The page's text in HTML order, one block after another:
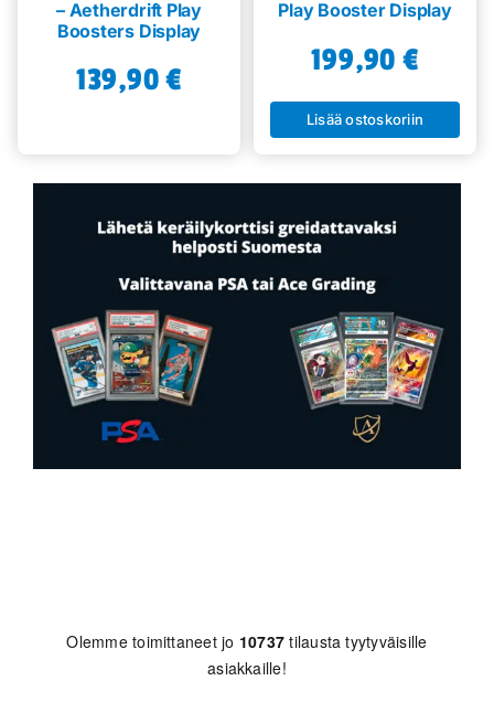
– Aetherdrift Play
Boosters Display
139,90€
Play Booster Display
199,90 €
Lisää ostoskoriin
Olemme toimittaneet jo 10737 tilausta tyytyväisille
asiakkaille!